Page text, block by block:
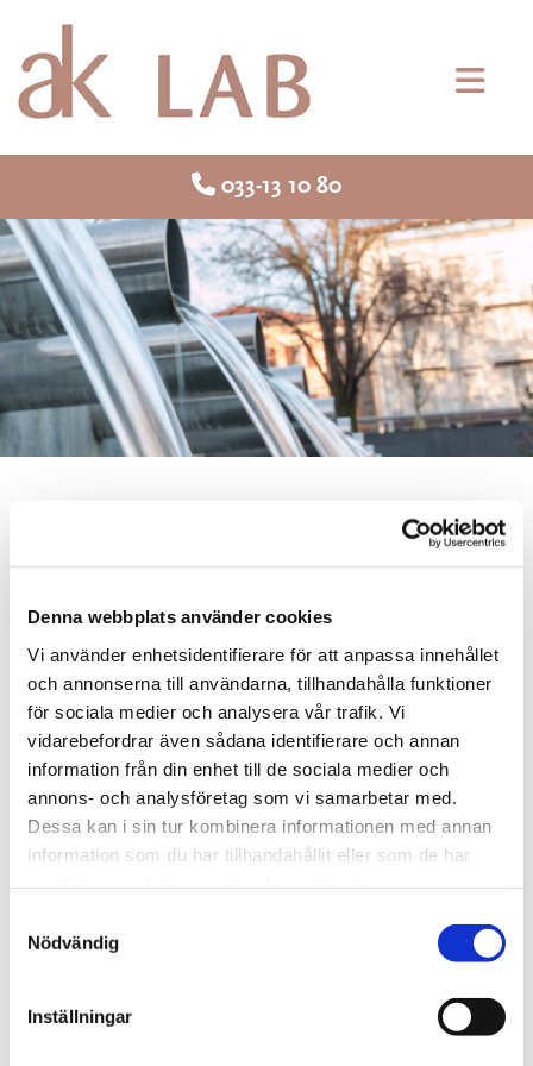
Denna webbplats använder cookies
Vi använder enhetsidentifierare för att anpassa innehållet
och annonserna till användarna, tillhandahålla funktioner
för sociala medier och analysera vår trafik. Vi
vidarebefordrar även sådana identifierare och annan
information från din enhet till de sociala medier och
annons- och analysföretag som vi samarbetar med.
Dessa kan i sin tur kombinera informationen med annan
information som du har tillhandahållit eller som de har
Nödvändig
Inställningar
 033-13 10 80
industriavlopp
Här analyseras alla möjliga och ibland omöjliga process- och
industriavlopp. I de flesta fall är krav, gränsvärde och
utsläppsmängder uppställda av olika myndigheter, men
ibland kan vår hjälp behövas med val av analysparameterar
m.m.
AK Lab har lång erfarenhet av analyser på periodiska
besiktningar (karakterisering av industriellt avloppsvatten,
KIU), även provtagning av detta. Gruvvatten,
många fallgropar och möjligheter att analysera fel, då de inte
Provtagning